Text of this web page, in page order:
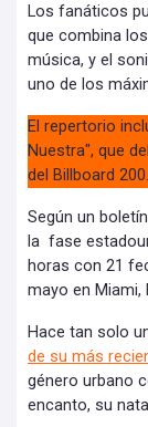
Los fanáticos
que combina
música, y el
uno de los
El repertorio
Nuestra", que
del Billboard 200.
Según un
la fase
horas con 21
mayo en Miami,
Hace tan solo
de su más
género urbano
encanto, su